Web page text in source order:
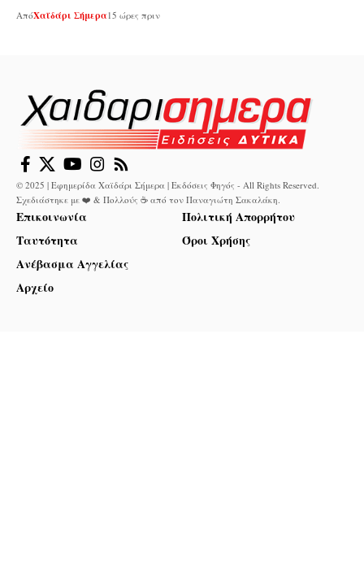
ΑπόΧαϊδάρι Σήμερα15 ώρες πριν
© 2025 | Εφημερίδα Χαϊδάρι Σήμερα | Εκδόσεις Φηγός - All Rights Reserved.
Σχεδιάστηκε με ❤️ & Πολλούς ☕ από τον Παναγιώτη Σακαλάκη
Επικοινωνία
Ταυτότητα
Ανέβασμα Αγγελίας
Αρχείο
Πολιτική Απορρήτου
Όροι Χρήσης